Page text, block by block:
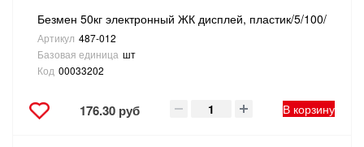
Безмен 50кг электронный ЖК дисплей, пластик/5/100/
Артикул 487-012
Базовая единица шт
Код 00033202
176.30 руб В корзину